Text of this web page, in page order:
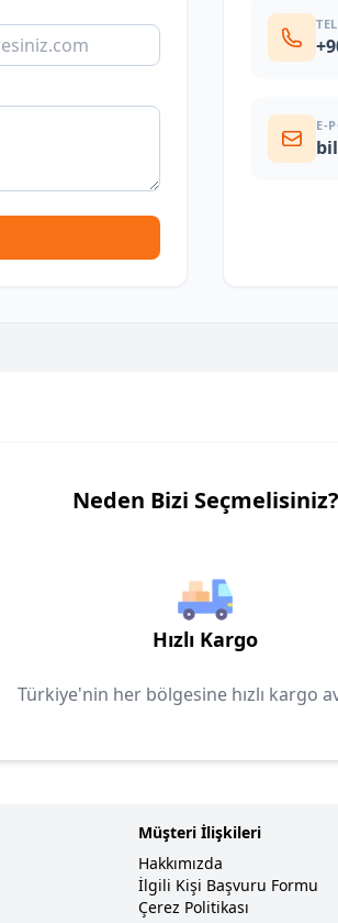
E-
Neden Bizi Seçmelisiniz?
Hızlı Kargo
Türkiye'nin her bölgesine hızlı kargo
Müşteri İlişkileri
Hakkımızda
İlgili Kişi Başvuru Formu
Çerez Politikası